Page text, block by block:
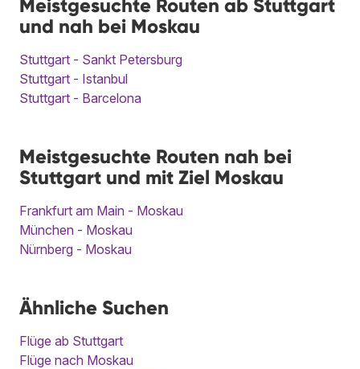
Meistgesuchte Routen ab Stuttgart
und nah bei Moskau
Stuttgart - Sankt Petersburg
Stuttgart - Istanbul
Stuttgart - Barcelona
Meistgesuchte Routen nah bei
Stuttgart und mit Ziel Moskau
Frankfurt am Main - Moskau
München - Moskau
Nürnberg - Moskau
Ähnliche Suchen
Flüge ab Stuttgart
Flüge nach Moskau